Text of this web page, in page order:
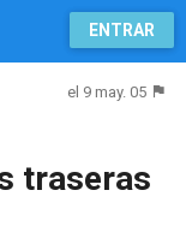
ENTRAR
el 9 may. 05
traseras